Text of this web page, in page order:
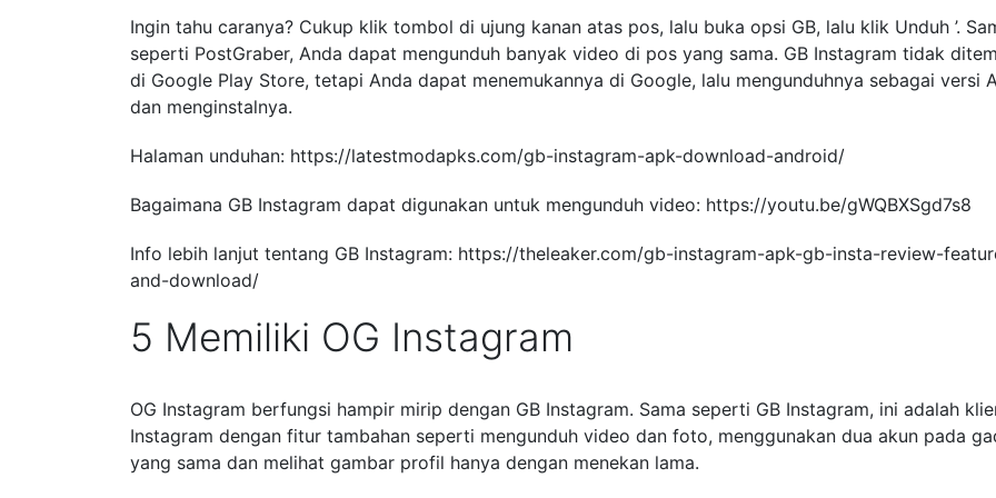
Ingin tahu caranya? Cukup klik tombol di ujung kanan atas pos, lalu buka opsi GB, lalu klik Unduh ’.
seperti PostGraber, Anda dapat mengunduh banyak video di pos yang sama. GB Instagram tidak
di Google Play Store, tetapi Anda dapat menemukannya di Google, lalu mengunduhnya sebagai versi
dan menginstalnya.
Halaman unduhan: https://latestmodapks.com/gb-instagram-apk-download-android/
Bagaimana GB Instagram dapat digunakan untuk mengunduh video: https://youtu.be/gWQBXSgd7s8
Info lebih lanjut tentang GB Instagram: https://theleaker.com/gb-instagram-apk-gb-insta-review-
and-download/
5 Memiliki OG Instagram
OG Instagram berfungsi hampir mirip dengan GB Instagram. Sama seperti GB Instagram, ini adalah
Instagram dengan fitur tambahan seperti mengunduh video dan foto, menggunakan dua akun pada
yang sama dan melihat gambar profil hanya dengan menekan lama.